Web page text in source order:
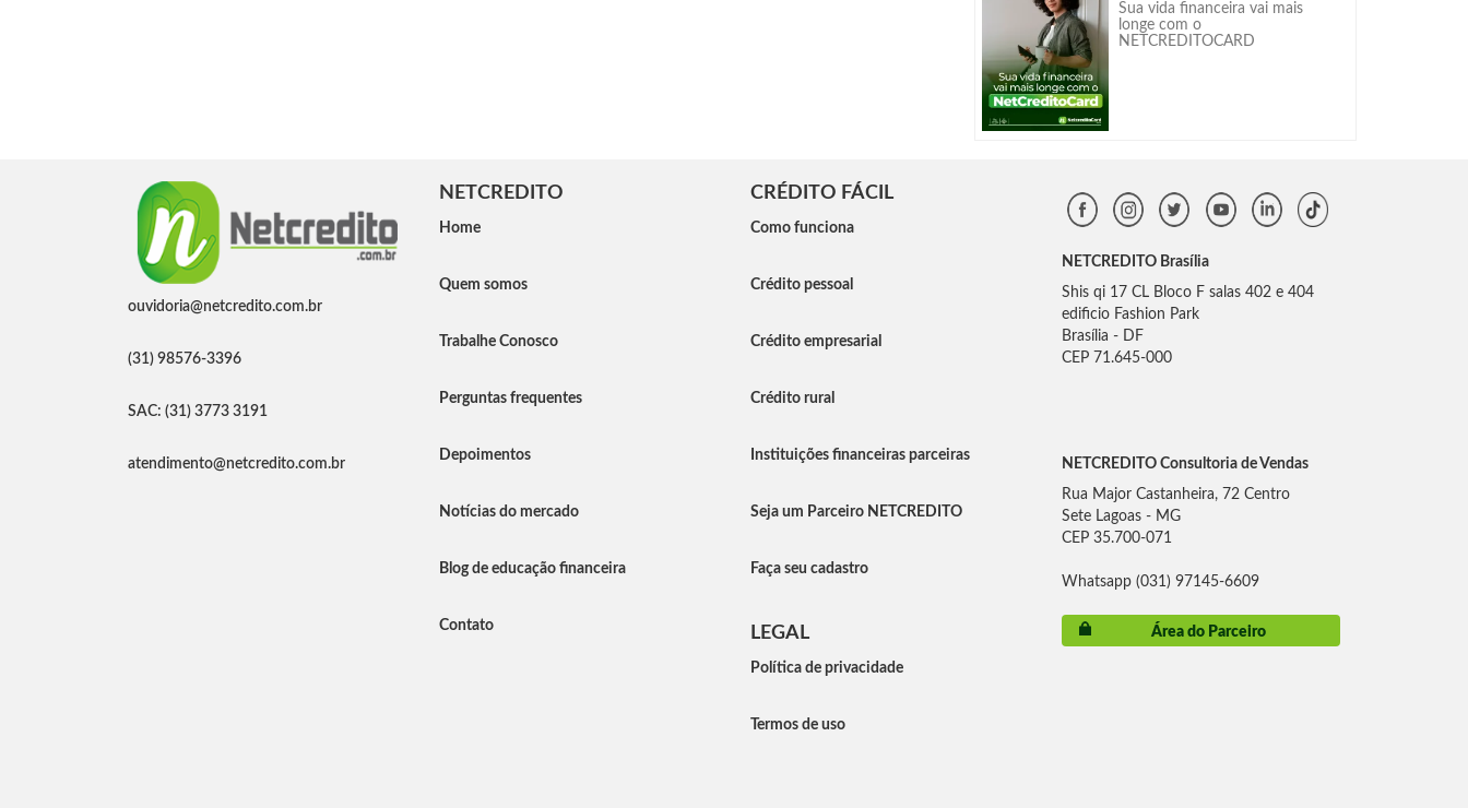
Sua vida financeira vai mais
longe com o
NETCREDITOCARD
ouvidoria@netcredito.com.br
(31) 98576-3396
SAC: (31) 3773 3191
atendimento@netcredito.com.br
NETCREDITO
Home
Quem somos
Trabalhe Conosco
Perguntas frequentes
Depoimentos
Notícias do mercado
Blog de educação financeira
Contato
CRÉDITO FÁCIL
Como funciona
Crédito pessoal
Crédito empresarial
Crédito rural
Instituições financeiras parceiras
Seja um Parceiro NETCREDITO
Faça seu cadastro
LEGAL
Política de privacidade
Termos de uso
NETCREDITO Brasília
Shis qi 17 CL Bloco F salas 402 e 404
edificio Fashion Park
Brasília - DF
CEP 71.645-000
NETCREDITO Consultoria de Vendas
Rua Major Castanheira, 72 Centro
Sete Lagoas - MG
CEP 35.700-071
Whatsapp (031) 97145-6609
Área do Parceiro